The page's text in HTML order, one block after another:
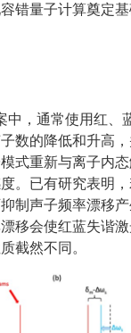
错量子计算奠定基
中，通常使用红、
数的降低和升高
式重新与离子内
。已有研究表明
制声子频率漂移
移会使红蓝失谐
截然不同。